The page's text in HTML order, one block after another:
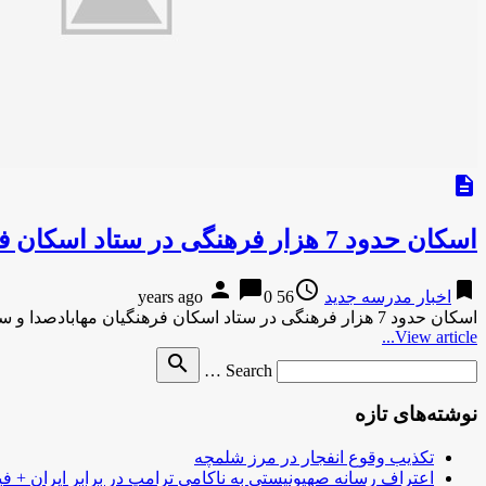
description
اسکان حدود 7 هزار فرهنگی در ستاد اسکان فرهنگیان مهاباد
bookmark اخبار مدرسه جدید access_time
56 years ago
person chat_bubble0
اسکان حدود 7 هزار فرهنگی در ستاد اسکان فرهنگیان مهابادصدا و سیما-22 دقیقه پیش اسکان حدود 7 هزار فرهنگی در …
View article...
Search …
search
نوشته‌های تازه
تکذیب وقوع انفجار در مرز شلمچه
اعتراف رسانه صهیونیستی به ناکامی ترامپ در برابر ایران +